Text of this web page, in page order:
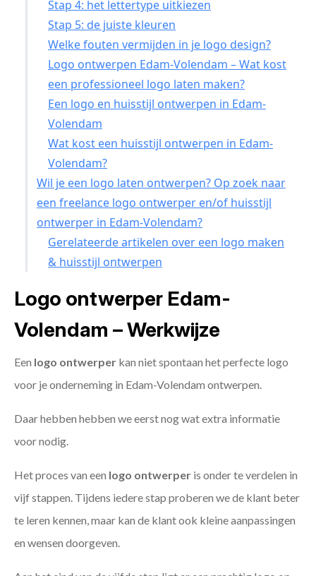
Stap 4: het lettertype uitkiezen
Stap 5: de juiste kleuren
Welke fouten vermijden in je logo design?
Logo ontwerpen Edam-Volendam – Wat kost
een professioneel logo laten maken?
Een logo en huisstijl ontwerpen in Edam-
Volendam
Wat kost een huisstijl ontwerpen in Edam-
Volendam?
Wil je een logo laten ontwerpen? Op zoek naar
een freelance logo ontwerper en/of huisstijl
ontwerper in Edam-Volendam?
Gerelateerde artikelen over een logo maken
& huisstijl ontwerpen
Logo ontwerper Edam-
Volendam – Werkwijze
Een logo ontwerper kan niet spontaan het perfecte logo
voor je onderneming in Edam-Volendam ontwerpen.
Daar hebben hebben we eerst nog wat extra informatie
voor nodig.
Het proces van een logo ontwerper is onder te verdelen in
vijf stappen. Tijdens iedere stap proberen we de klant beter
te leren kennen, maar kan de klant ook kleine aanpassingen
en wensen doorgeven.